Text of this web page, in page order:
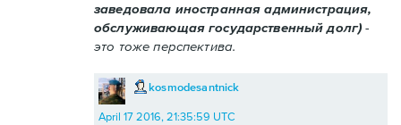
заведовала иностранная администрация,
обслуживающая государственный долг)-
это тоже перспектива.
kosmodesantnick
April 17 2016, 21:35:59 UTC